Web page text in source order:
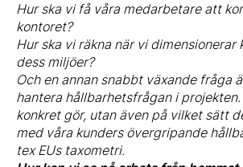
Hur ska vi få våra medarbetare att
kontoret?
Hur ska vi räkna när vi dimensionerar
dess miljöer?
Och en annan snabbt växande fråga
hantera hållbarhetsfrågan i
konkret gör, utan även på vilket sätt
med våra kunders övergripande
tex EUs taxometri.